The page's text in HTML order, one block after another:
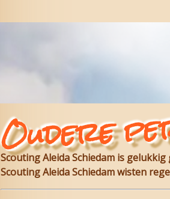
Oudere
Scouting Aleida Schiedam is
Scouting Aleida Schiedam wisten